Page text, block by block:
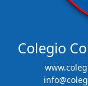
Colegio